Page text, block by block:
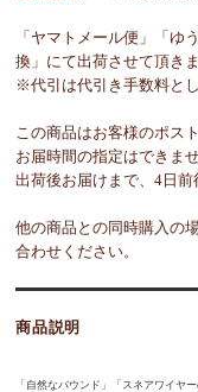
「ヤマトメール便」「ゆ
換」にて出荷させて頂きま
※代引は代引き手数料と
この商品はお客様のポス
お届時間の指定はできま
出荷後お届けまで、4日前
他の商品との同時購入の
合わせください。
商品説明
「自然なバウンド」「スネアワイヤ